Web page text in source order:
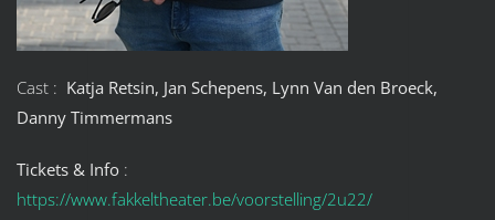
Cast : Katja Retsin, Jan Schepens, Lynn Van den Broeck,
Danny Timmermans
Tickets & Info :
https://www.fakkeltheater.be/voorstelling/2u22/